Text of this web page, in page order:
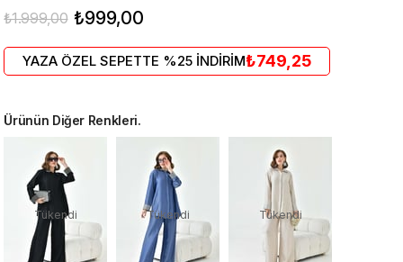
₺1.999,00 ₺999,00
YAZA ÖZEL SEPETTE %25 İNDİRİM₺749,25
Ürünün Diğer Renkleri.
Tükendi Tükendi Tükendi